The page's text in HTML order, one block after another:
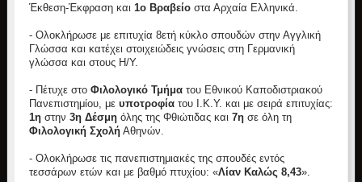
Έκθεση-Έκφραση και 1ο Βραβείοστα Αρχαία Ελληνικά.
- Ολοκλήρωσε με επιτυχία 8ετή κύκλο σπουδών στην Αγγλική
Γλώσσα και κατέχει στοιχειώδεις γνώσεις στη Γερμανική
γλώσσα και στους Η/Υ.
- Πέτυχε στο Φιλολογικό Τμήματου Εθνικού Καποδιστριακού
Πανεπιστημίου, με υποτροφίατου Ι.Κ.Υ. και με σειρά επιτυχίας:
1ηστην 3η Δέσμηόλης της Φθιώτιδας και7ησε όλη τη
Φιλολογική ΣχολήΑθηνών.
- Ολοκλήρωσε τις πανεπιστημιακές της σπουδές εντός
τεσσάρων ετών και με βαθμό πτυχίου: «Λίαν Καλώς 8,43».